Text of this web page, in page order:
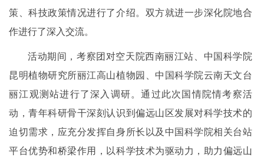
策、科技政策情况进行了介绍。双方就进一步深化院地合
作进行了深入交流。
活动期间，考察团对空天院西南丽江站、中国科学院
昆明植物研究所丽江高山植物园、中国科学院云南天文台
丽江观测站进行了深入调研。通过此次国情院情考察活
动，青年科研骨干深刻认识到偏远山区发展对科学技术的
迫切需求，应充分发挥自身所长以及中国科学院相关台站
平台优势和桥梁作用，以科学技术为驱动力，助力偏远山